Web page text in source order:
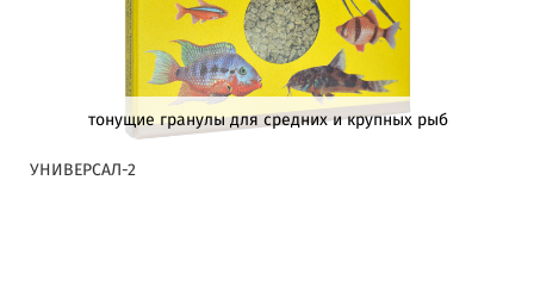
тонущие гранулы для средних и крупных рыб
УНИВЕРСАЛ-2